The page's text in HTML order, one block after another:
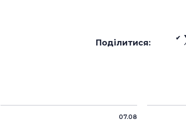
Поділитися:
07.08